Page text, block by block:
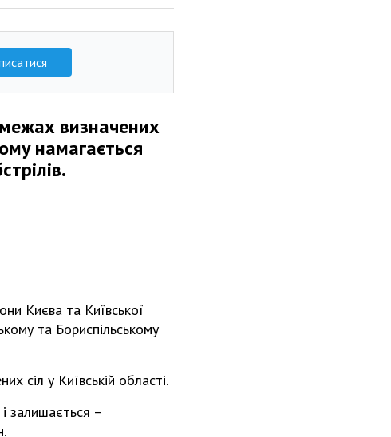
визначених
намагається
Києва та Київської
та Бориспільському
сіл у Київській області.
залишається –